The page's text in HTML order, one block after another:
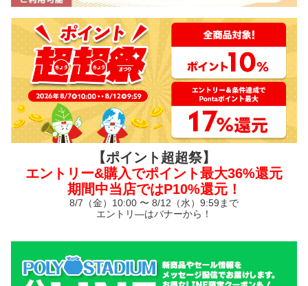
【ポイント超超祭】
エントリー&購入でポイント最大36%還元
期間中当店ではP10%還元！
8/7（金）10:00 〜 8/12（水）9:59まで
エントリ—はバナーから！